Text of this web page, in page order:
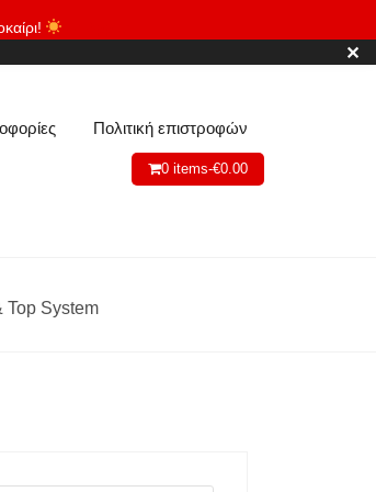
✕
Πολιτική επιστροφών
0 items-€0.00
Top System